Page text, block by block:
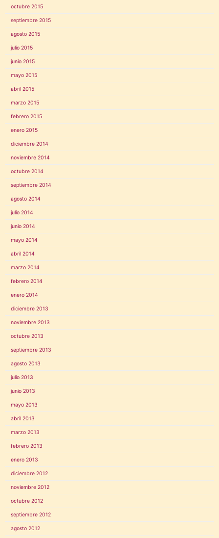
octubre 2015
septiembre 2015
agosto 2015
julio 2015
junio 2015
mayo 2015
abril 2015
marzo 2015
febrero 2015
enero 2015
diciembre 2014
noviembre 2014
octubre 2014
septiembre 2014
agosto 2014
julio 2014
junio 2014
mayo 2014
abril 2014
marzo 2014
febrero 2014
enero 2014
diciembre 2013
noviembre 2013
octubre 2013
septiembre 2013
agosto 2013
julio 2013
junio 2013
mayo 2013
abril 2013
marzo 2013
febrero 2013
enero 2013
diciembre 2012
noviembre 2012
octubre 2012
septiembre 2012
agosto 2012